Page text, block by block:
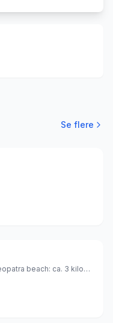
Se flere
afstand til stranden ca. 300 meter: kleopatra beach: ca. 3 kilometer (sandstrand), Tyrkiet